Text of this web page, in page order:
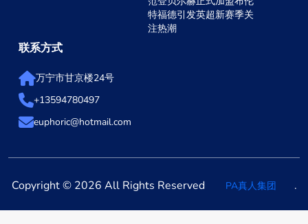
特福德引发英超新赛季关
注热潮
联系方式
万宁市甘京楼24号
+13594780497
euphoric@hotmail.com
Copyright © 2026 All Rights Reserved PA真人集团 .